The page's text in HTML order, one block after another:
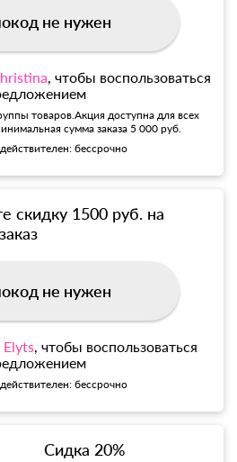
не нужен
, чтобы воспользоваться
товаров.Акция доступна для всех
сумма заказа 5 000 руб.
бессрочно
скидку 1500 руб. на
не нужен
Elyts, чтобы воспользоваться
бессрочно
Сидка 20%